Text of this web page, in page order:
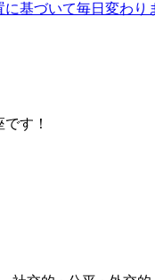
基づいて毎日変わり
す！